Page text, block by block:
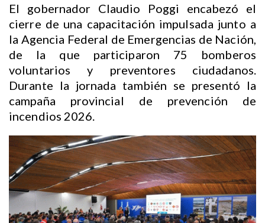
El gobernador Claudio Poggi encabezó el
cierre de una capacitación impulsada junto a
la Agencia Federal de Emergencias de Nación,
de la que participaron 75 bomberos
voluntarios y preventores ciudadanos.
Durante la jornada también se presentó la
campaña provincial de prevención de
incendios 2026.